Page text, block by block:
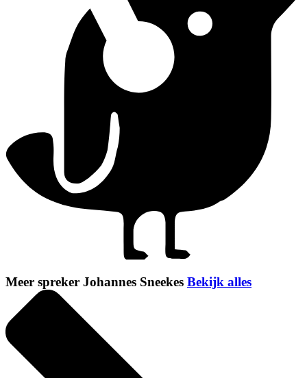
Meer spreker Johannes Sneekes Bekijk alles